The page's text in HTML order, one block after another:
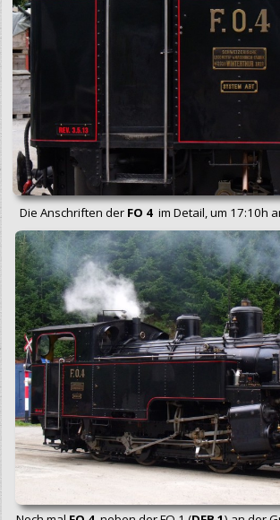
Die Anschriften der FO 4im Detail, um 17:10h